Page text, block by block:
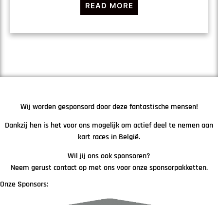
READ MORE
Wij worden gesponsord door deze fantastische mensen!
Dankzij hen is het voor ons mogelijk om actief deel te nemen aan
kart races in België.
Wil jij ons ook sponsoren?
Neem gerust contact op met ons voor onze sponsorpakketten.
Onze Sponsors: